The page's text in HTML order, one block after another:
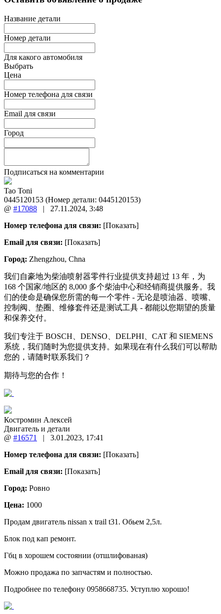
Название детали
Номер детали
Для какого автомобиля
Выбрать
Цена
Номер телефона для связи
Email для связи
Город
Подписаться на комментарии
Tao Toni
0445120153 (Номер детали: 0445120153)
@ #17088 | 27.11.2024, 3:48
Номер телефона для связи: [Показать]
Email для связи: [Показать]
Город: Zhengzhou, Chna
我们自豪地为柴油喷射器零件行业提供支持超过 13 年，为
168 个国家/地区的 8,000 多个柴油中心和经销商提供服务。我
们的使命是确保您所需的每一个零件 - 无论是喷油器、喷嘴、
控制阀、垫圈、维修套件还是测试工具 - 都能以您期望的质量
和保养交付。
我们专注于 BOSCH、DENSO、DELPHI、CAT 和 SIEMENS
系统，我们随时为您提供支持。如果现在有什么我们可以帮助
您的，请随时联系我们？
期待与您的合作！
Костромин Алексей
Двигатель и детали
@ #16571 | 3.01.2023, 17:41
Номер телефона для связи: [Показать]
Email для связи: [Показать]
Город: Ровно
Цена: 1000
Продам двигатель nissan x trail t31. Обьем 2,5л.
Блок под кап ремонт.
Гбц в хорошем состоянии (отшлифованая)
Можно продажа по запчастям и полностью.
Подробнее по телефону 0958668735. Уступлю хорошо!